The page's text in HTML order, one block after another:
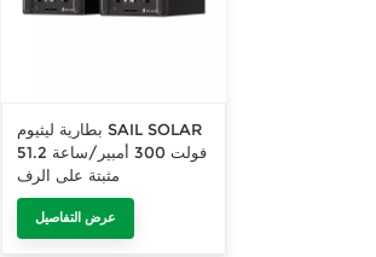
بطارية ليثيوم SAIL SOLAR
51.2 فولت 300 أمبير/ساعة
مثبتة على الرف
عرض التفاصيل